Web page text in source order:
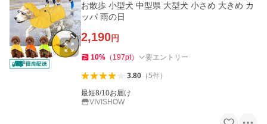
お散歩 小型犬 中型県 大型犬 小さめ 大きめ カ
ッパ 雨の日
2,190円
10% （ 197pt） 要エントリー
3.80（5件）
最短8/10お届け
VIVISHOW